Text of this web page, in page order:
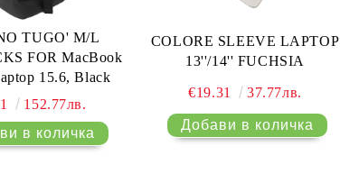
TUGO' M/L
FOR MacBook
15.6, Black
152.77лв.
COLORE SLEEVE LAPTOP
13''/14'' FUCHSIA
€19.31 37.77лв.